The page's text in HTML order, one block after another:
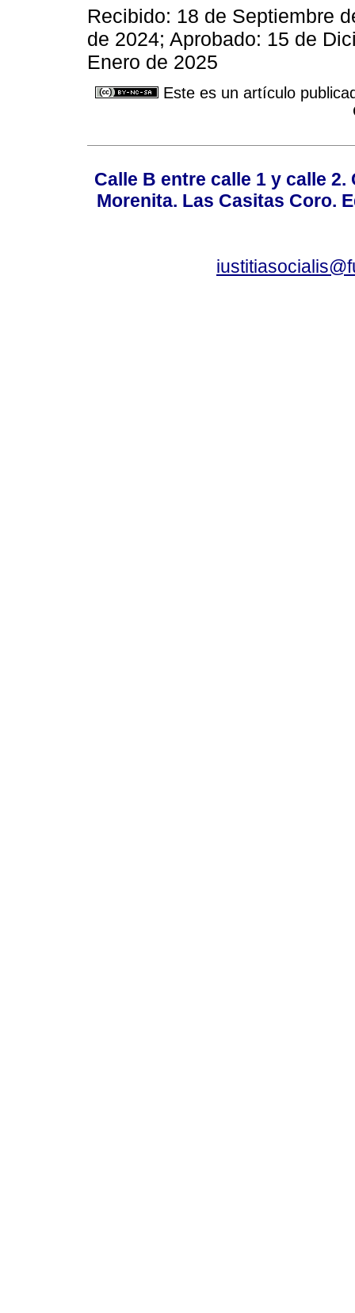
Recibido: 18 de Septiembre
de 2024; Aprobado: 15 de
Enero de 2025
Este es un artículo
Calle B entre calle 1 y calle
Morenita. Las Casitas Coro.